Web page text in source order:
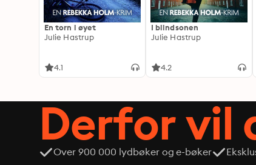
En torn i øyet
Julie Hastrup
4.1
I blindsonen
Julie Hastrup
4.2
Derfor vil
Over 900 000 lydbøker og e-bøker